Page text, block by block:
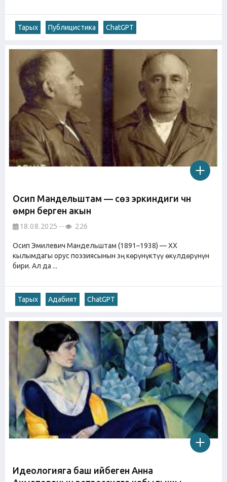
Тарых Публицистика ChatGPT
Осип Мандельштам — сөз эркиндиги үчүн
өмүрүн берген акын
18.08.2025 226
Осип Эмилевич Мандельштам (1891–1938) — XX
кылымдагы орус поэзиясынын эң көрүнүктүү өкүлдөрүнүн
бири. Ал да ...
Тарых Адабият ChatGPT
Идеологияга баш ийбеген Анна